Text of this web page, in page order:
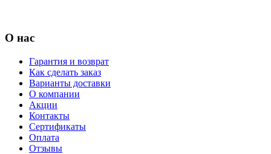
О нас
Гарантия и возврат
Как сделать заказ
Варианты доставки
О компании
Акции
Контакты
Сертификаты
Оплата
Отзывы